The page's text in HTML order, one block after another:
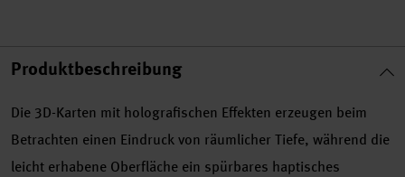
Produktbeschreibung
Die 3D-Karten mit holografischen Effekten erzeugen beim
Betrachten einen Eindruck von räumlicher Tiefe, während die
leicht erhabene Oberfläche ein spürbares haptisches